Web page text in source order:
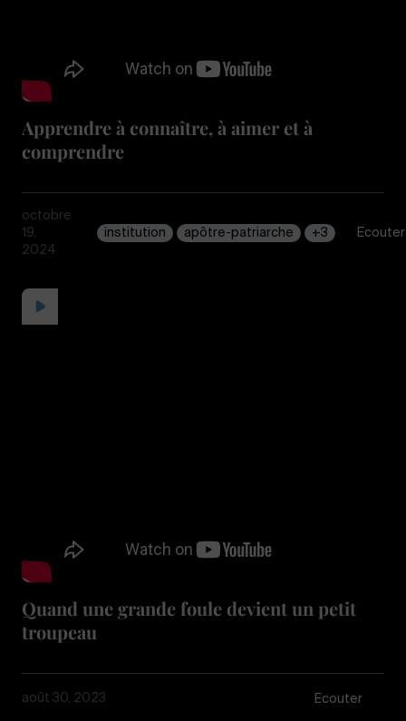
Apprendre à connaître, à aimer et à
comprendre
octobre
19,
2024
institution apôtre-patriarche +3 Écouter
Quand une grande foule devient un petit
troupeau
août 30, 2023 Écouter